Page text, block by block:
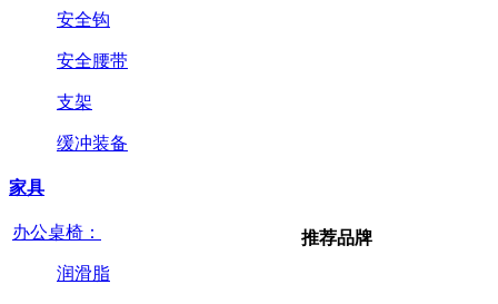
安全钩
安全腰带
支架
缓冲装备
家具
办公桌椅：
润滑脂
推荐品牌